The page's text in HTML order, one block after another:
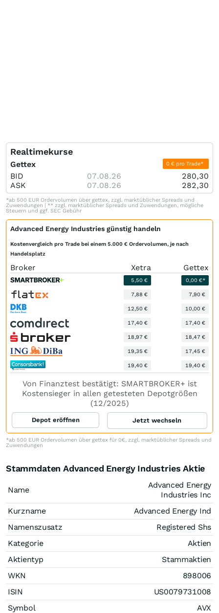
Realtimekurse
Gettex 0 € pro Trade*
BID 07.08.26
280,30
ASK
07.08.26 282,30
*ab 500 EUR Ordervolumen über gettex, zzgl. marktüblicher Spreads und
Zuwendungen | ** zzgl. marktüblicher Spreads und Zuwendungen, mögliche
Steuern und ggf. SEC Gebühr
Advanced Energy Industries günstig handeln
Kostenvergleich pro Trade bei einem 5.000 € Ordervolumen, je nach
Handelsplatz
Broker Xetra Gettex
5,50 € 0,00 €*
7,88 € 7,90 €
12,50 € 10,00 €
17,40 € 17,40 €
18,97 € 18,47 €
19,35 € 17,45 €
19,40 € 19,40 €
Von Finanztest bestätigt: SMARTBROKER+ ist
Kostensieger in allen getesteten Depotgrößen
(12/2025)
Depot eröffnen Jetzt wechseln
*ab 500 EUR Ordervolumen über gettex für 0€, zzgl. marktüblicher Spreads und
Zuwendungen
Stammdaten Advanced Energy Industries Aktie
Name
Advanced Energy
Industries Inc
Kurzname
Advanced Energy Ind
Namenszusatz
Registered Shs
Kategorie
Aktien
Aktientyp
Stammaktien
WKN
898006
ISIN
US0079731008
Symbol
AVX